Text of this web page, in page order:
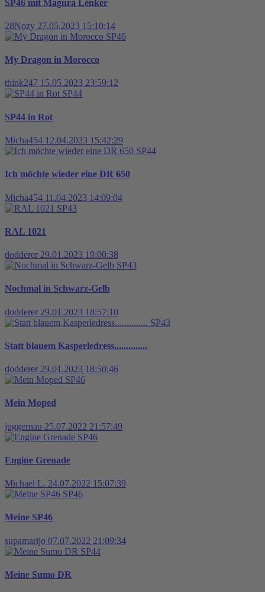
SP46 mit Magura Lenker
28Nozy 27.05.2023 15:10:14
SP46
My Dragon in Morocco
think247 15.05.2023 23:59:12
SP44
SP44 in Rot
Micha454 12.04.2023 15:42:29
SP44
Ich möchte wieder eine DR 650
Micha454 11.04.2023 14:09:04
SP43
RAL 1021
dodderer 29.01.2023 19:00:38
SP43
Nochmal in Schwarz-Gelb
dodderer 29.01.2023 18:57:10
SP43
Statt blauem Kasperledress..............
dodderer 29.01.2023 18:50:46
SP46
Mein Moped
juggernau 25.07.2022 21:57:49
SP46
Engine Grenade
Michael L. 24.07.2022 15:07:39
SP46
Meine SP46
supamarijo 07.07.2022 21:09:34
SP44
Meine Sumo DR